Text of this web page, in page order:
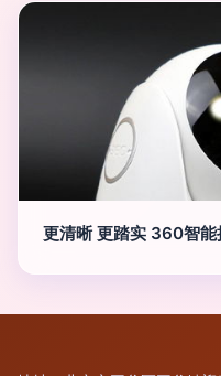
更清晰 更踏实 360智